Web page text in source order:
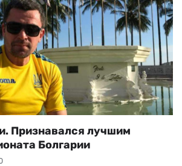
Признавался лучшим
Болгарии